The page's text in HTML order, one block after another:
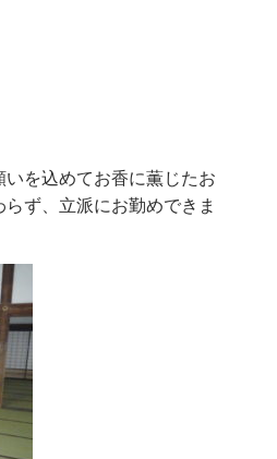
を込めてお香に薫じたお
ず、立派にお勤めできま